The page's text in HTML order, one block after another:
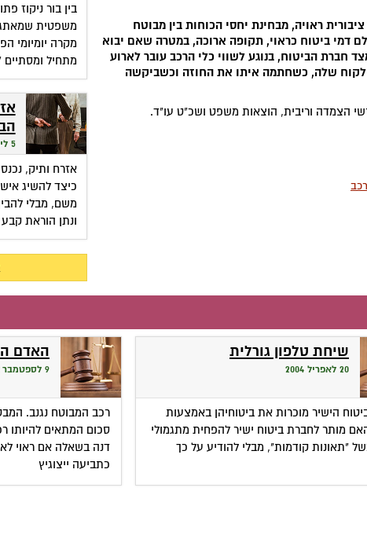
ראויה, מבחינת יחסי הכוחות בין מבוטח
דמי ביטוח כראוי, תקופה ארוכה, במטרה שאם יבוא
חברת הביטוח, בנוגע לשווי כלי הרכב עובר לארוע
לקוח שלה, כשחתמה איתו את החוזה וכשביקשה
הצמדה וריבית, הוצאות משפט ושכ"ט עו"ד.
בין בור ניקוז
משפטית
מקרה יומיומי
מתחיל
5 ליולי 2026
אזרח ותיק,
כיצד להשיג
משם, מבלי
ונתן הוראת
שיחת טלפון גורלית
20 לאפריל 2004
הישיר מוכרות את ביטוחיהן באמצעות
מותר לחברת ביטוח ישיר להפחית מתגמולי
"תאונות קודמות", מבלי להודיע על כך
האדם
9 לספטמבר 2002
רכב המבוטח נגנב.
סכום המתאים
דנה בשאלה אם ראוי
כתביעה ייצוגיץ